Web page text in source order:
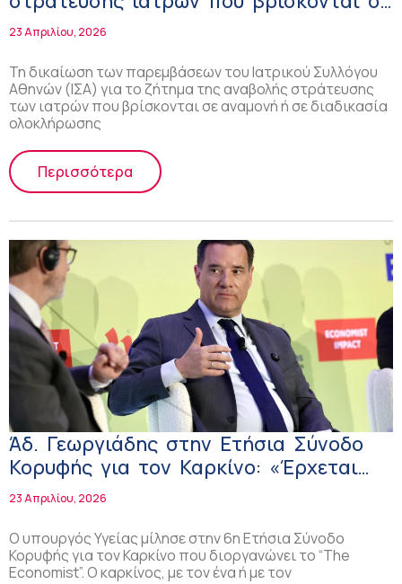
αναμονή ειδικότητας
23 Απριλίου, 2026
Τη δικαίωση των παρεμβάσεων του Ιατρικού Συλλόγου
Αθηνών (ΙΣΑ) για το ζήτημα της αναβολής στράτευσης
των ιατρών που βρίσκονται σε αναμονή ή σε διαδικασία
ολοκλήρωσης
Περισσότερα
Άδ. Γεωργιάδης στην Ετήσια Σύνοδο
Κορυφής για τον Καρκίνο: «Έρχεται
νέος μηχανισμός για καινοτόμα
φάρμακα»
23 Απριλίου, 2026
Ο υπουργός Υγείας μίλησε στην 6η Ετήσια Σύνοδο
Κορυφής για τον Καρκίνο που διοργανώνει το “The
Economist”. Ο καρκίνος, με τον ένα ή με τον